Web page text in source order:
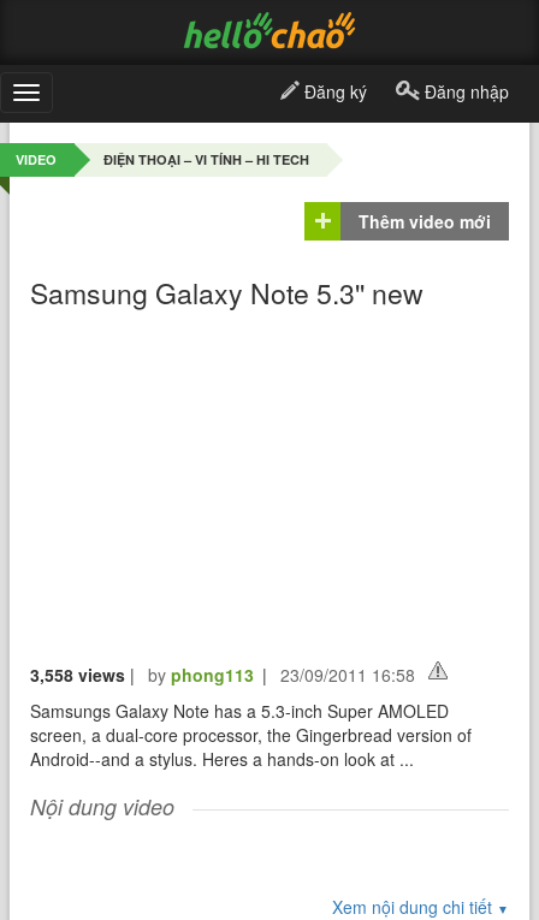
Toggle
navigation
Đăng ký Đăng nhập
VIDEO ĐIỆN THOẠI – VI TÍNH – HI TECH
Thêm video mới
Samsung Galaxy Note 5.3'' new
3,558 views | byphong113 |
23/09/2011 16:58
Samsungs Galaxy Note has a 5.3-inch Super AMOLED
screen, a dual-core processor, the Gingerbread version of
Android--and a stylus. Heres a hands-on look at ...
Nội dung video
Xem nội dung chi tiết ▼